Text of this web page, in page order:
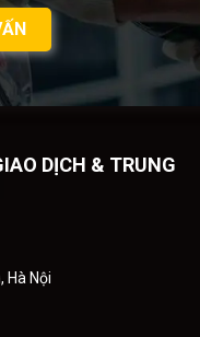
DỊCH & TRUNG
Hà Nội